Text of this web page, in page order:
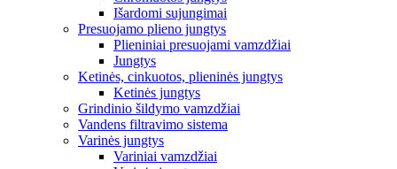
Išardomi sujungimai
Presuojamo plieno jungtys
Plieniniai presuojami vamzdžiai
Jungtys
Ketinės, cinkuotos, plieninės jungtys
Ketinės jungtys
Grindinio šildymo vamzdžiai
Vandens filtravimo sistema
Varinės jungtys
Variniai vamzdžiai